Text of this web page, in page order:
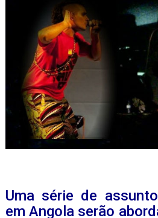
Uma série de
em Angola serão